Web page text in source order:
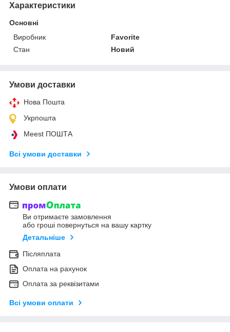
Характеристики
Основні
Виробник
Favorite
Стан
Новий
Умови доставки
Нова Пошта
Укрпошта
Meest ПОШТА
Всі умови доставки
Умови оплати
Ви отримаєте замовлення
або гроші повернуться на вашу картку
Детальніше
Післяплата
Оплата на рахунок
Оплата за реквізитами
Всі умови оплати